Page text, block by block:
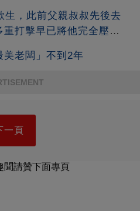
生，此前父親叔叔先後去
打擊早已將他完全壓
美老闆」不到2年
一頁
聞請贊下面專頁